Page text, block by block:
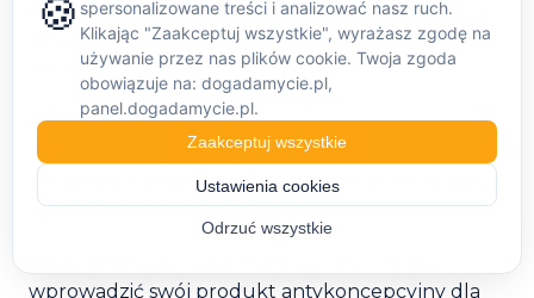
Mazdy LaPuta (w hiszpańskim – kobieta lekkich
obyczajów) czy Nissana Moco (w hiszpańskim –
„wydzielinal z nosa”)
„Co kraj to obyczaj”
To powiedzenie zdaje się odzwierciedlać istotę
problemu transkreacji. Ten sam produkt, ta sama
oferta, a inne podejście.
wprowadzić swój produkt antykoncepcyjny dla